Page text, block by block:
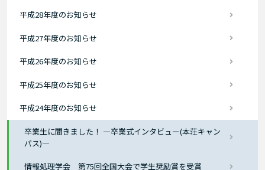
平成28年度のお知らせ
平成27年度のお知らせ
平成26年度のお知らせ
平成25年度のお知らせ
平成24年度のお知らせ
卒業生に聞きました！ ―卒業式インタビュー(本荘キャン
パス)―
情報処理学会 第75回全国大会で学生奨励賞を受賞